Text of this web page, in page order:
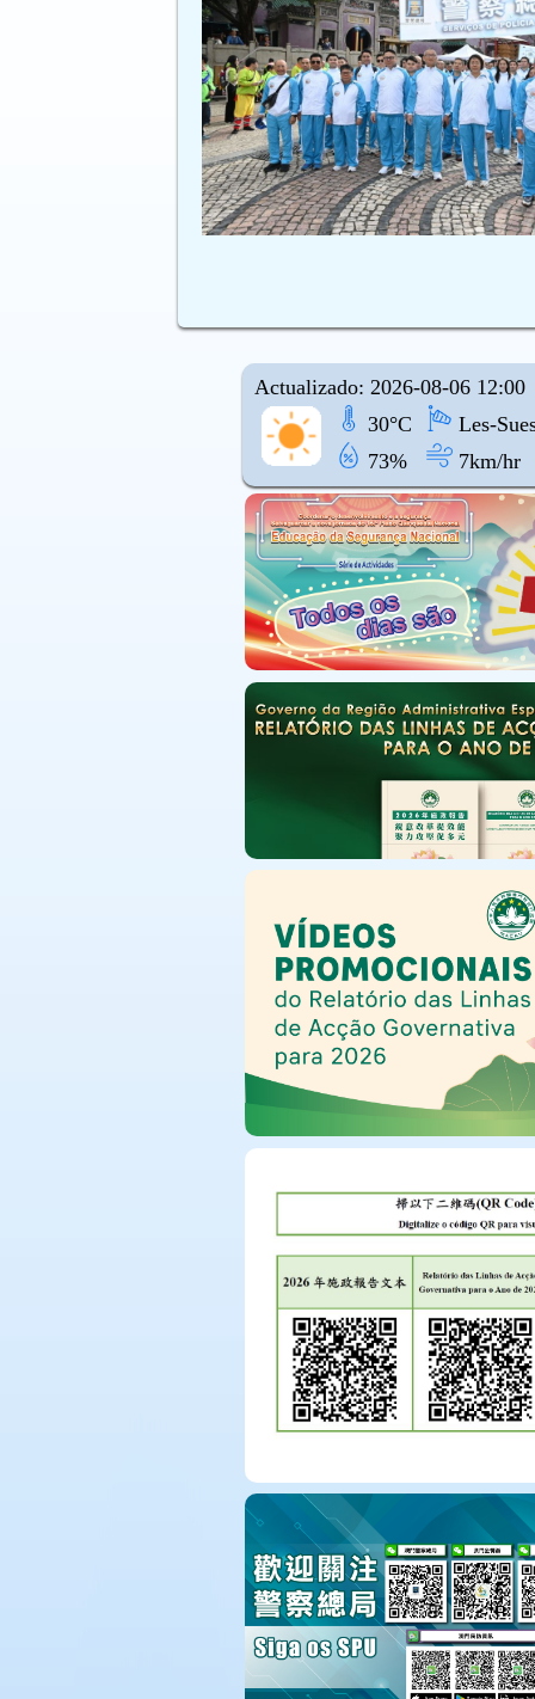
Actualizado: 2026-08-06 12:00
30°C
Les-
73%
7km/hr